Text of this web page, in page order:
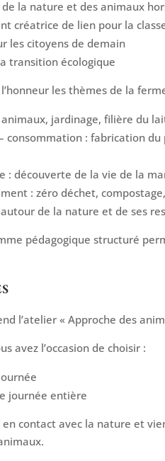
la nature et des animaux
créatrice de lien pour la
les citoyens de demain
transition écologique
les thèmes de la
jardinage, filière du
consommation : fabrication
: découverte de la vie de la
: zéro déchet,
de la nature et de ses
pédagogique structuré
l’atelier « Approche des
avez l’occasion de choisir :
journée entière
contact avec la nature et